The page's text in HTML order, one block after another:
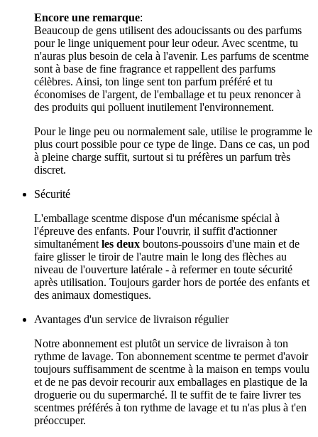
Encore une remarque:
Beaucoup de gens utilisent des adoucissants ou des parfums
pour le linge uniquement pour leur odeur. Avec scentme, tu
n'auras plus besoin de cela à l'avenir. Les parfums de scentme
sont à base de fine fragrance et rappellent des parfums
célèbres. Ainsi, ton linge sent ton parfum préféré et tu
économises de l'argent, de l'emballage et tu peux renoncer à
des produits qui polluent inutilement l'environnement.
Pour le linge peu ou normalement sale, utilise le programme le
plus court possible pour ce type de linge. Dans ce cas, un pod
à pleine charge suffit, surtout si tu préfères un parfum très
discret.
Sécurité
L'emballage scentme dispose d'un mécanisme spécial à
l'épreuve des enfants. Pour l'ouvrir, il suffit d'actionner
simultanément les deux boutons-poussoirs d'une main et de
faire glisser le tiroir de l'autre main le long des flèches au
niveau de l'ouverture latérale - à refermer en toute sécurité
après utilisation. Toujours garder hors de portée des enfants et
des animaux domestiques.
Avantages d'un service de livraison régulier
Notre abonnement est plutôt un service de livraison à ton
rythme de lavage. Ton abonnement scentme te permet d'avoir
toujours suffisamment de scentme à la maison en temps voulu
et de ne pas devoir recourir aux emballages en plastique de la
droguerie ou du supermarché. Il te suffit de te faire livrer tes
scentmes préférés à ton rythme de lavage et tu n'as plus à t'en
préoccuper.